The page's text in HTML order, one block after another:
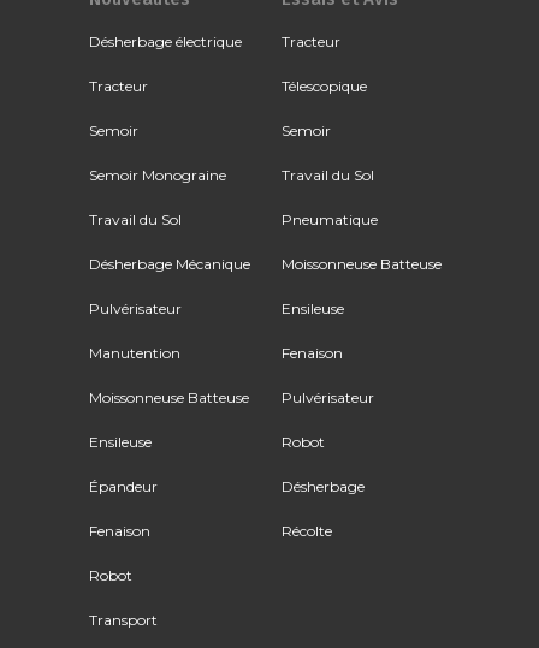
Désherbage électrique
Tracteur
Semoir
Semoir Monograine
Travail du Sol
Désherbage Mécanique
Pulvérisateur
Manutention
Moissonneuse Batteuse
Ensileuse
Épandeur
Fenaison
Robot
Transport
Tracteur
Télescopique
Semoir
Travail du Sol
Pneumatique
Moissonneuse Batteuse
Ensileuse
Fenaison
Pulvérisateur
Robot
Désherbage
Récolte